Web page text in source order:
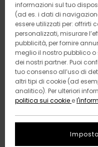
informazioni sul tuo
(ad es. i dati di
essere utilizzati per: offrirti
personalizzati, misurare
pubblicità, per fornire
meglio il nostro pubblico
dei nostri partner. Puoi
tuo consenso all’uso di
altri tipi di cookie (ad
analitico). Per ulteriori
politica sui cookie e